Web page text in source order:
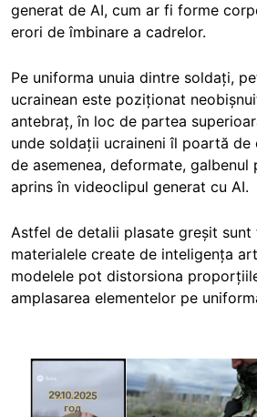
generat de AI, cum ar fi forme
erori de îmbinare a cadrelor.
Pe uniforma unuia dintre soldați,
ucrainean este poziționat
antebraț, în loc de partea
unde soldații ucraineni îl poartă de
de asemenea, deformate, galbenul
aprins în videoclipul generat cu AI.
Astfel de detalii plasate greșit sunt
materialele create de inteligența
modelele pot distorsiona
amplasarea elementelor pe